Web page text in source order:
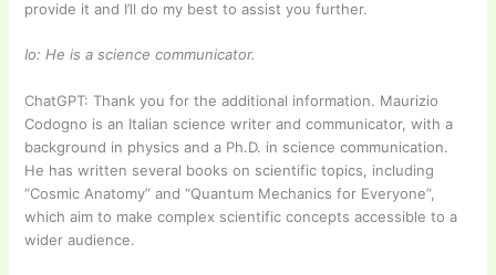
provide it and I’ll do my best to assist you further.
Io: He is a science communicator.
ChatGPT: Thank you for the additional information. Maurizio
Codogno is an Italian science writer and communicator, with a
background in physics and a Ph.D. in science communication.
He has written several books on scientific topics, including
“Cosmic Anatomy” and “Quantum Mechanics for Everyone”,
which aim to make complex scientific concepts accessible to a
wider audience.